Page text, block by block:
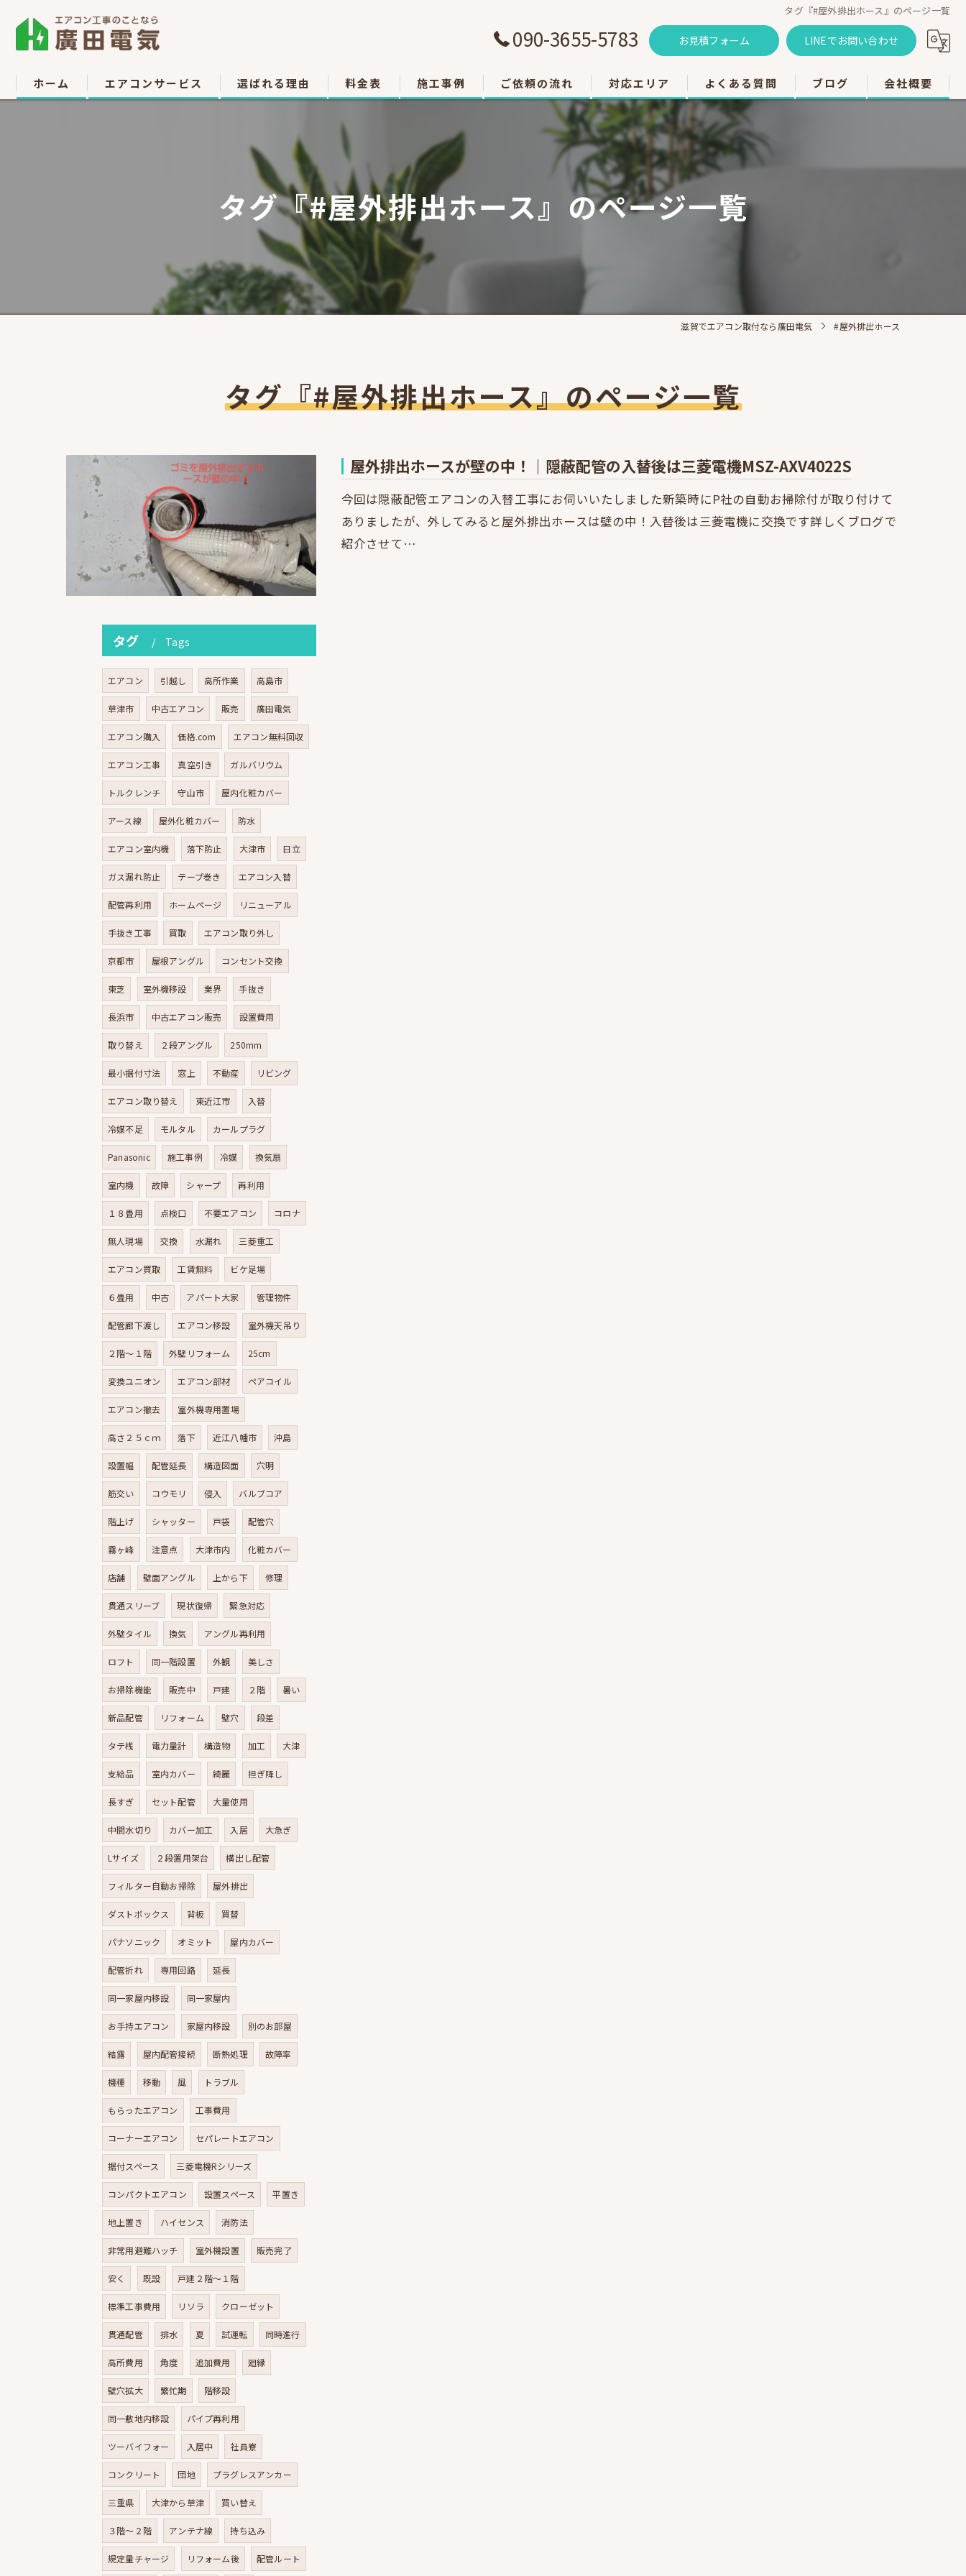
タグ『#屋外排出ホース』のページ一覧
090-3655-5783 お見積フォーム LINEでお問い合わせ
ホーム エアコンサービス 選ばれる理由 料金表 施工事例 ご依頼の流れ 対応エリア
大津市のエアコン工事
草津市のエアコン工事
栗東市のエアコン工事
よくある質問 ブログ 会社概要
タグ『#屋外排出ホース』のページ一覧
滋賀でエアコン取付なら廣田電気 #屋外排出ホース
タグ『#屋外排出ホース』のページ一覧
屋外排出ホースが壁の中！｜隠蔽配管の入替後は三菱電機MSZ-AXV4022S
今回は隠蔽配管エアコンの入替工事にお伺いいたしました新築時にP社の自動お掃除付が取り付けて
ありましたが、外してみると屋外排出ホースは壁の中！入替後は三菱電機に交換です詳しくブログで
紹介させて…
タグ Tags
エアコン 引越し 高所作業 高島市
草津市 中古エアコン 販売 廣田電気
エアコン購入 価格.com エアコン無料回収
エアコン工事 真空引き ガルバリウム
トルクレンチ 守山市 屋内化粧カバー
アース線 屋外化粧カバー 防水
エアコン室内機 落下防止 大津市 日立
ガス漏れ防止 テープ巻き エアコン入替
配管再利用 ホームページ リニューアル
手抜き工事 買取 エアコン取り外し
京都市 屋根アングル コンセント交換
東芝 室外機移設 業界 手抜き
長浜市 中古エアコン販売 設置費用
取り替え ２段アングル 250mm
最小据付寸法 窓上 不動産 リビング
エアコン取り替え 東近江市 入替
冷媒不足 モルタル カールプラグ
Panasonic 施工事例 冷媒 換気扇
室内機 故障 シャープ 再利用
１８畳用 点検口 不要エアコン コロナ
無人現場 交換 水漏れ 三菱重工
エアコン買取 工賃無料 ビケ足場
６畳用 中古 アパート大家 管理物件
配管廊下渡し エアコン移設 室外機天吊り
２階～１階 外壁リフォーム 25cm
変換ユニオン エアコン部材 ペアコイル
エアコン撤去 室外機専用置場
高さ２５ｃｍ 落下 近江八幡市 沖島
設置幅 配管延長 構造図面 穴明
筋交い コウモリ 侵入 バルブコア
階上げ シャッター 戸袋 配管穴
霧ヶ峰 注意点 大津市内 化粧カバー
店舗 壁面アングル 上から下 修理
貫通スリーブ 現状復帰 緊急対応
外壁タイル 換気 アングル再利用
ロフト 同一階設置 外観 美しさ
お掃除機能 販売中 戸建 ２階 暑い
新品配管 リフォーム 壁穴 段差
タテ桟 電力量計 構造物 加工 大津
支給品 室内カバー 綺麗 担ぎ降し
長すぎ セット配管 大量使用
中間水切り カバー加工 入居 大急ぎ
Lサイズ ２段置用架台 横出し配管
フィルター自動お掃除 屋外排出
ダストボックス 背板 買替
パナソニック オミット 屋内カバー
配管折れ 専用回路 延長
同一家屋内移設 同一家屋内
お手持エアコン 家屋内移設 別のお部屋
結露 屋内配管接続 断熱処理 故障率
機種 移動 風 トラブル
もらったエアコン 工事費用
コーナーエアコン セパレートエアコン
据付スペース 三菱電機Rシリーズ
コンパクトエアコン 設置スペース 平置き
地上置き ハイセンス 消防法
非常用避難ハッチ 室外機設置 販売完了
安く 既設 戸建２階～１階
標準工事費用 リソラ クローゼット
貫通配管 排水 夏 試運転 同時進行
高所費用 角度 追加費用 廻縁
壁穴拡大 繁忙期 階移設
同一敷地内移設 パイプ再利用
ツーバイフォー 入居中 社員寮
コンクリート 団地 プラグレスアンカー
三重県 大津から草津 買い替え
３階～２階 アンテナ線 持ち込み
規定量チャージ リフォーム後 配管ルート